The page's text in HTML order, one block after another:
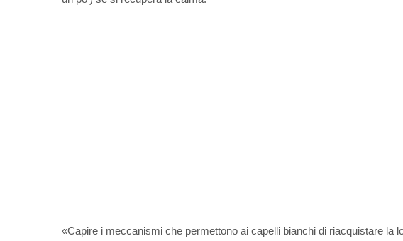
«Capire i meccanismi che permettono ai capelli bianchi di riacquistare la